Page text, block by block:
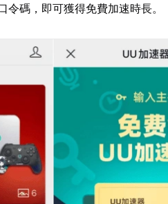
碼，即可獲得免費加速時長。